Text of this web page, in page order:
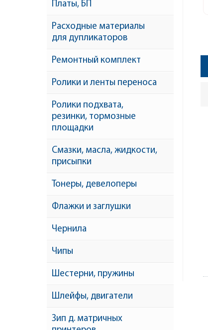
Платы, БП
Расходные материалы
для дупликаторов
Ремонтный комплект
Ролики и ленты переноса
Ролики подхвата,
резинки, тормозные
площадки
Смазки, масла, жидкости,
присыпки
Тонеры, девелоперы
Флажки и заглушки
Чернила
Чипы
Шестерни, пружины
Шлейфы, двигатели
Зип д. матричных